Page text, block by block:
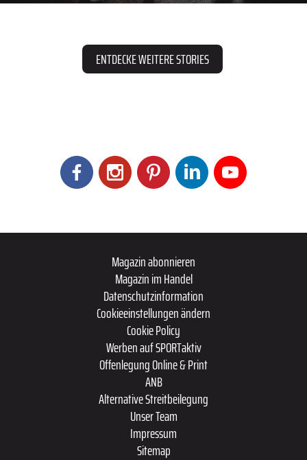
ENTDECKE WEITERE STORIES
Magazin abonnieren
Magazin im Handel
Datenschutzinformation
Cookieeinstellungen ändern
Cookie Policy
Werben auf SPORTaktiv
Offenlegung Online & Print
ANB
Alternative Streitbeilegung
Unser Team
Impressum
Sitemap